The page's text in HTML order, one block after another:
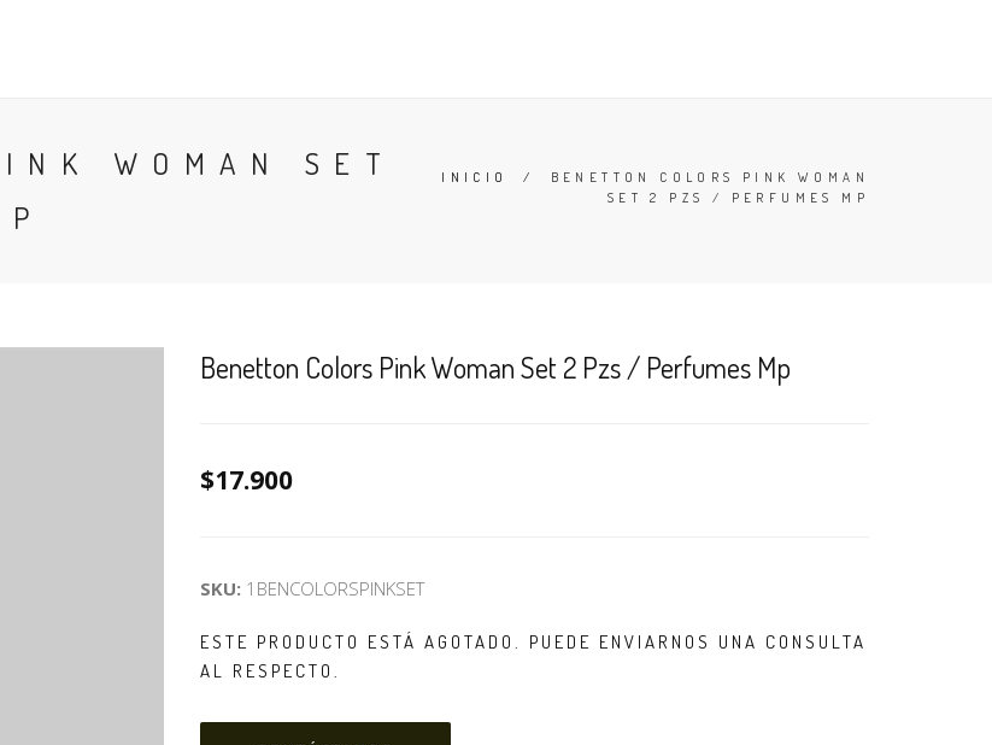
WOMAN SET
INICIO /
BENETTON COLORS PINK WOMAN
SET 2 PZS / PERFUMES MP
Benetton Colors Pink Woman Set 2 Pzs / Perfumes Mp
$17.900
SKU: 1BENCOLORSPINKSET
ESTE PRODUCTO ESTÁ AGOTADO. PUEDE ENVIARNOS UNA CONSULTA
AL RESPECTO.